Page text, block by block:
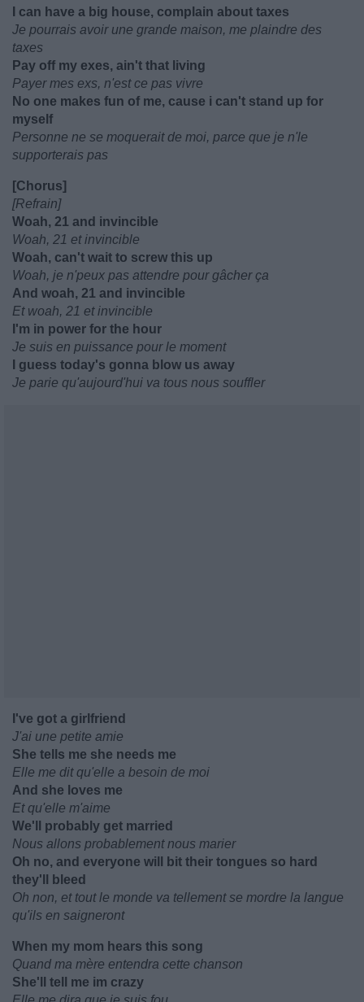
I can have a big house, complain about taxes
Je pourrais avoir une grande maison, me plaindre des
taxes
Pay off my exes, ain't that living
Payer mes exs, n'est ce pas vivre
No one makes fun of me, cause i can't stand up for
myself
Personne ne se moquerait de moi, parce que je n'le
supporterais pas
[Chorus]
[Refrain]
Woah, 21 and invincible
Woah, 21 et invincible
Woah, can't wait to screw this up
Woah, je n'peux pas attendre pour gâcher ça
And woah, 21 and invincible
Et woah, 21 et invincible
I'm in power for the hour
Je suis en puissance pour le moment
I guess today's gonna blow us away
Je parie qu'aujourd'hui va tous nous souffler
I've got a girlfriend
J'ai une petite amie
She tells me she needs me
Elle me dit qu'elle a besoin de moi
And she loves me
Et qu'elle m'aime
We'll probably get married
Nous allons probablement nous marier
Oh no, and everyone will bit their tongues so hard
they'll bleed
Oh non, et tout le monde va tellement se mordre la langue
qu'ils en saigneront
When my mom hears this song
Quand ma mère entendra cette chanson
She'll tell me im crazy